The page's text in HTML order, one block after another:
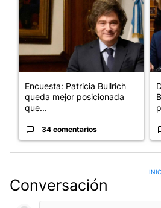
Encuesta: Patricia Bullrich
queda mejor posicionada
que...
34 comentarios
Conversación